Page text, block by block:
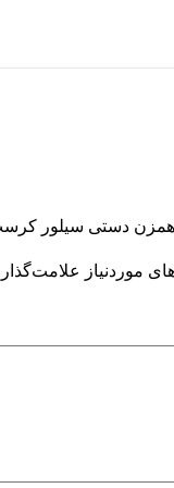
“همزن دستی سیلور
موردنیاز